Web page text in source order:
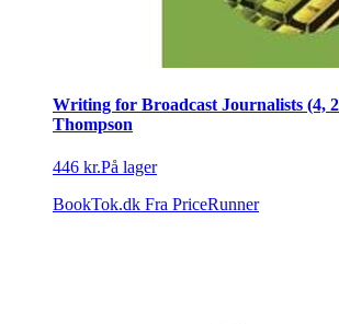
Writing for Broadcast Journalists (4,
Thompson
446 kr.På lager
BookTok.dk Fra PriceRunner